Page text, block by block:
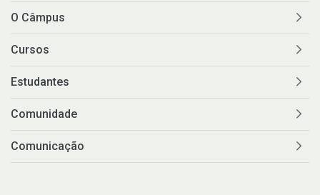
O Câmpus
Cursos
Estudantes
Comunidade
Comunicação